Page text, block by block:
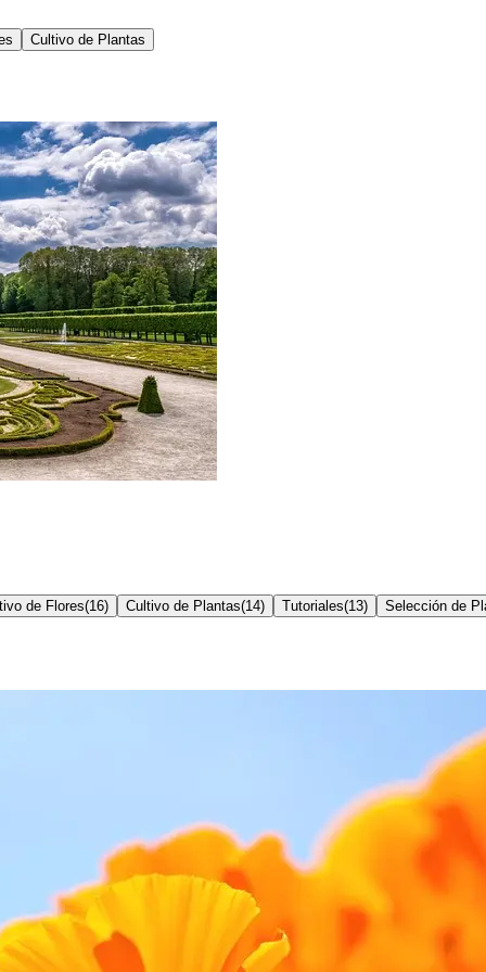
Cultivo de Plantas
de Flores(16) Cultivo de Plantas(14) Tutoriales(13) Selección de